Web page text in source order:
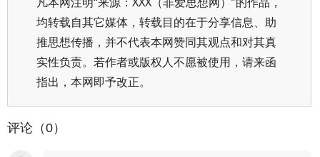
均转载自其它媒体，转载目的在于分享信息、助
推思想传播，并不代表本网赞同其观点和对其真
实性负责。若作者或版权人不愿被使用，请来函
指出，本网即予改正。
评论（0）